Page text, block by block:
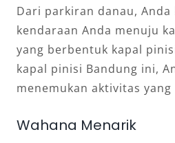
Dari parkiran danau, Anda
kendaraan Anda menuju
yang berbentuk kapal
kapal pinisi Bandung ini,
menemukan aktivitas
Wahana Menarik